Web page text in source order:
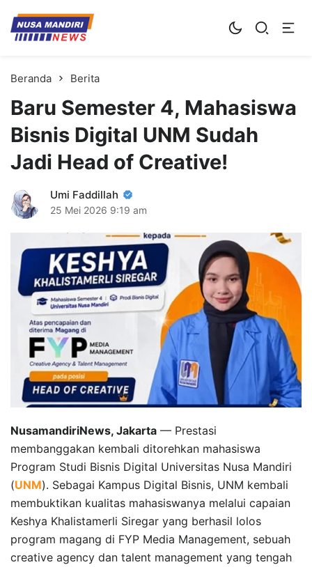
Kampus Digital Bisnis
Universitas Nusa Mandiri
Beranda Berita
Baru Semester 4, Mahasiswa
Bisnis Digital UNM Sudah
Jadi Head of Creative!
Umi Faddillah
25 Mei 2026 9:19 am
NusamandiriNews, Jakarta — Prestasi
membanggakan kembali ditorehkan mahasiswa
Program Studi Bisnis Digital Universitas Nusa Mandiri
(UNM). Sebagai Kampus Digital Bisnis, UNM kembali
membuktikan kualitas mahasiswanya melalui capaian
Keshya Khalistamerli Siregar yang berhasil lolos
program magang di FYP Media Management, sebuah
creative agency dan talent management yang tengah